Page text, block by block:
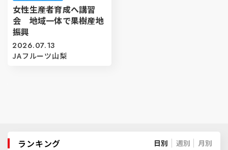
女性生産者育成へ講習
会 地域一体で果樹産地
振興
2026.07.13
JAフルーツ山梨
ランキング 日別 週別 月別